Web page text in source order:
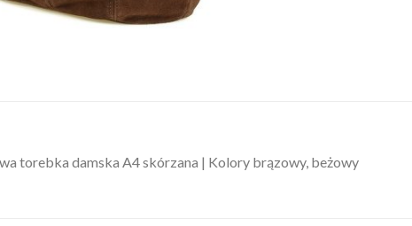
torebka damska A4 skórzana | Kolory brązowy, beżowy